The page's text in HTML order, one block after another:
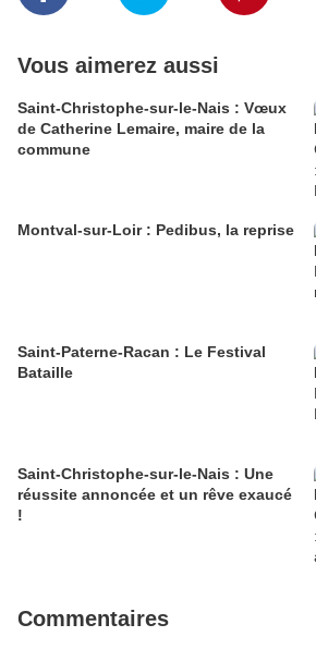
Vous aimerez aussi
Saint-Christophe-sur-le-Nais : Vœux
de Catherine Lemaire, maire de la
commune
Montval-sur-Loir : Pedibus, la reprise
Saint-Paterne-Racan : Le Festival
Bataille
Saint-Christophe-sur-le-Nais : Une
réussite annoncée et un rêve exaucé
!
Commentaires